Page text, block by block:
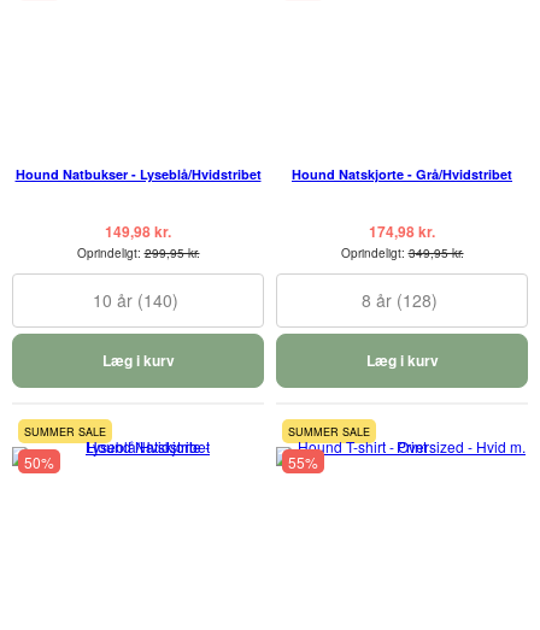
Hound Natbukser - Lyseblå/Hvidstribet
149,98 kr.
Oprindeligt:299,95 kr.
10 år (140)
Læg i kurv
Hound Natskjorte - Grå/Hvidstribet
174,98 kr.
Oprindeligt:349,95 kr.
8 år (128)
Læg i kurv
SUMMER SALE
50%
SUMMER SALE
55%